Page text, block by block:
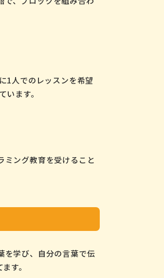
1人でのレッスンを希望
ます。
ング教育を受けること
を学び、自分の言葉で伝
す。